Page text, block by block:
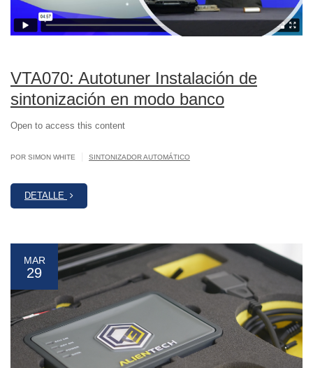
VTA070: Autotuner Instalación de
sintonización en modo banco
Open to access this content
POR SIMON WHITE SINTONIZADOR AUTOMÁTICO
DETALLE
MAR
29